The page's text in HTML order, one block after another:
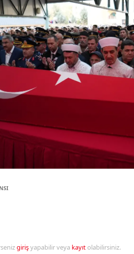
Ardahan
Iğdır
Yalova
Karabük
Kilis
Düzce
girişyapabilir veya kayıt olabilirsiniz.